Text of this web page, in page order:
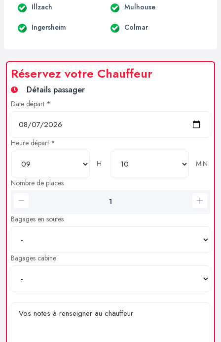
Illzach Mulhouse
Ingersheim Colmar
Réservez votre Chauffeur
Détails passager
Date départ *
Heure départ *
H
MIN
Nombre de places
Bagages en soutes
Bagages cabine